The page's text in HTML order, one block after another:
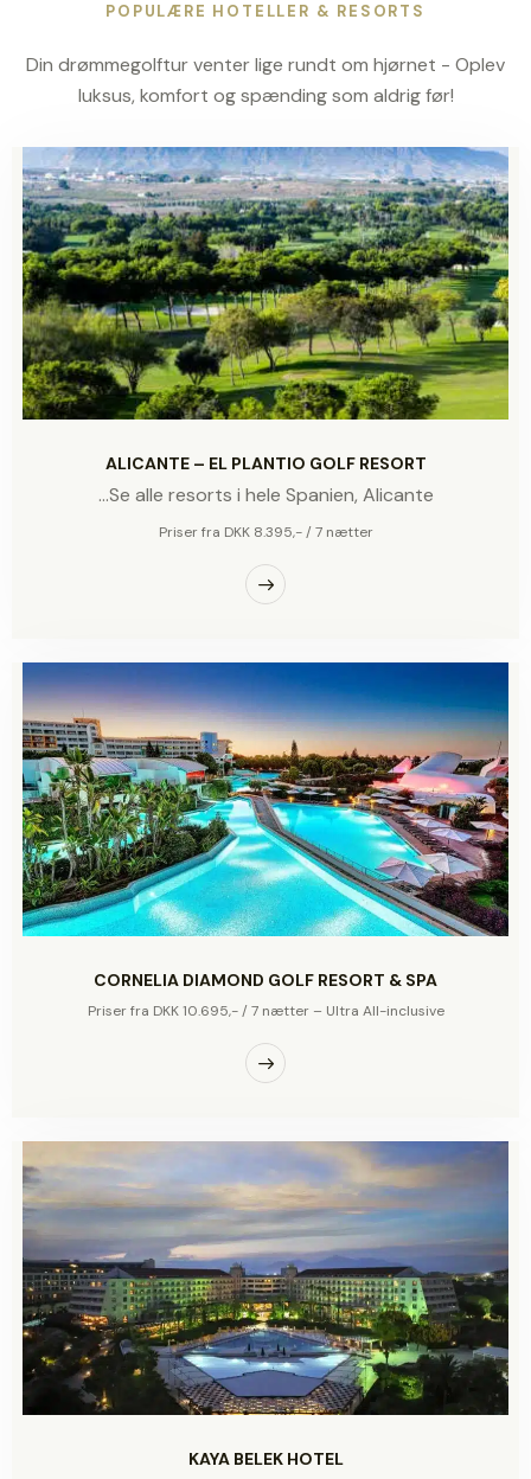
POPULÆRE HOTELLER & RESORTS
Din drømmegolftur venter lige rundt om hjørnet - Oplev
luksus, komfort og spænding som aldrig før!
ALICANTE – EL PLANTIO GOLF RESORT
...Se alle resorts i hele Spanien, Alicante
Priser fra DKK 8.395,- / 7 nætter
CORNELIA DIAMOND GOLF RESORT & SPA
Priser fra DKK 10.695,- / 7 nætter – Ultra All-inclusive
KAYA BELEK HOTEL